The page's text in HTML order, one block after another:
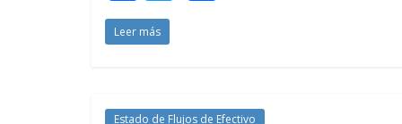
ac
e
o ar
Leer más
Estado de Flujos de Efectivo